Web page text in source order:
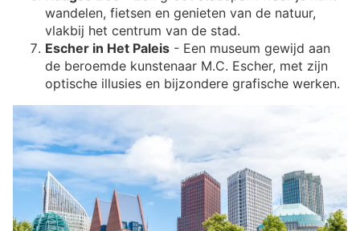
wandelen, fietsen en genieten van de natuur,
vlakbij het centrum van de stad.
Escher in Het Paleis - Een museum gewijd aan
de beroemde kunstenaar M.C. Escher, met zijn
optische illusies en bijzondere grafische werken.